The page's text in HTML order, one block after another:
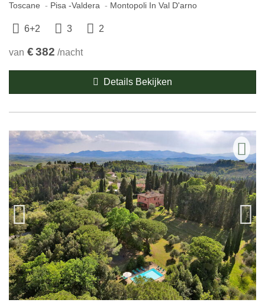
Toscane Pisa -Valdera Montopoli In Val D'arno
6+2 3 2
van €382 /nacht
Details Bekijken